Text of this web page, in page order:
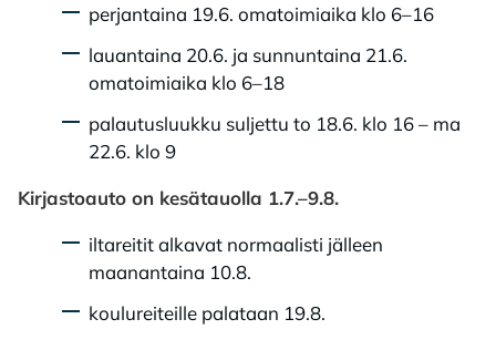
perjantaina 19.6. omatoimiaika klo 6–16
lauantaina 20.6. ja sunnuntaina 21.6.
omatoimiaika klo 6–18
palautusluukku suljettu to 18.6. klo 16 – ma
22.6. klo 9
Kirjastoauto on kesätauolla 1.7.–9.8.
iltareitit alkavat normaalisti jälleen
maanantaina 10.8.
koulureiteille palataan 19.8.